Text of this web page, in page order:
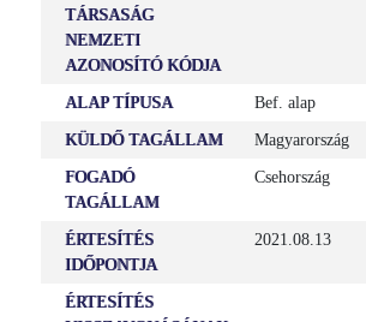
TÁRSASÁG
NEMZETI
AZONOSÍTÓ KÓDJA
ALAP TÍPUSA Bef. alap
KÜLDŐ TAGÁLLAM Magyarország
FOGADÓ
TAGÁLLAM
Csehország
ÉRTESÍTÉS
IDŐPONTJA
2021.08.13
ÉRTESÍTÉS